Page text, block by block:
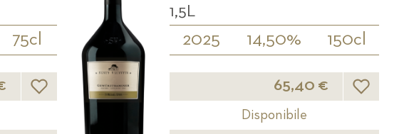
75cl
Lista desideri
1,5L
2025 14,50% 150cl
65,40 € Lista
Disponibile